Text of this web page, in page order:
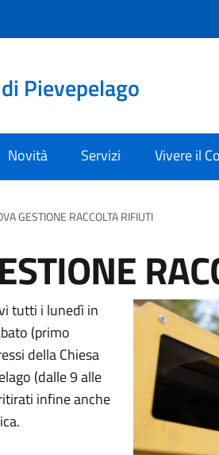
Pievepelago
Novità Servizi Vivere il
GESTIONE RACCOLTA RIFIUTI
tutti i lunedì in
(primo
della Chiesa
(dalle 9 alle
infine anche